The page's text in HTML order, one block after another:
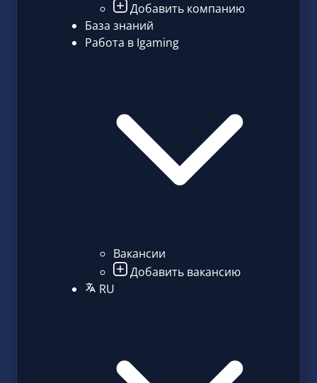
Добавить компанию
База знаний
Работа в Igaming
Вакансии
Добавить вакансию
RU